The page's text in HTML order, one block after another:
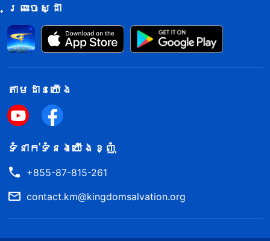
ព្រះចេស្ដា
តាម​ដាន​យើង​
ទំនាក់​ទំនង​យើង​ខ្ញុំ
+855-87-815-261
contact.km@kingdomsalvation.org